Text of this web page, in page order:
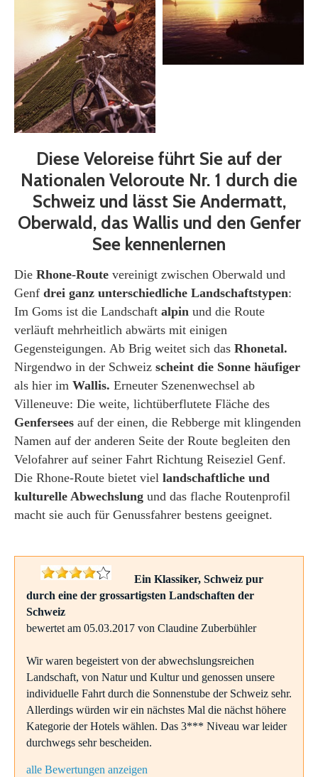
Diese Veloreise führt Sie auf der
Nationalen Veloroute Nr. 1 durch die
Schweiz und lässt Sie Andermatt,
Oberwald, das Wallis und den Genfer
See kennenlernen
Die Rhone-Route vereinigt zwischen Oberwald und
Genf drei ganz unterschiedliche Landschaftstypen:
Im Goms ist die Landschaft alpin und die Route
verläuft mehrheitlich abwärts mit einigen
Gegensteigungen. Ab Brig weitet sich das Rhonetal.
Nirgendwo in der Schweiz scheint die Sonne häufiger
als hier im Wallis. Erneuter Szenenwechsel ab
Villeneuve: Die weite, lichtüberflutete Fläche des
Genfersees auf der einen, die Rebberge mit klingenden
Namen auf der anderen Seite der Route begleiten den
Velofahrer auf seiner Fahrt Richtung Reiseziel Genf.
Die Rhone-Route bietet viel landschaftliche und
kulturelle Abwechslung und das flache Routenprofil
macht sie auch für Genussfahrer bestens geeignet.
Ein Klassiker, Schweiz pur
durch eine der grossartigsten Landschaften der
Schweiz
bewertet am 05.03.2017 von Claudine Zuberbühler
Wir waren begeistert von der abwechslungsreichen
Landschaft, von Natur und Kultur und genossen unsere
individuelle Fahrt durch die Sonnenstube der Schweiz sehr.
Allerdings würden wir ein nächstes Mal die nächst höhere
Kategorie der Hotels wählen. Das 3*** Niveau war leider
durchwegs sehr bescheiden.
alle Bewertungen anzeigen